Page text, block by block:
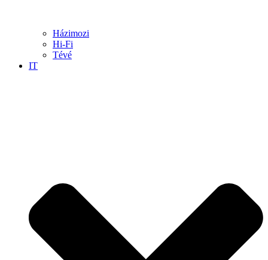
Házimozi
Hi-Fi
Tévé
IT